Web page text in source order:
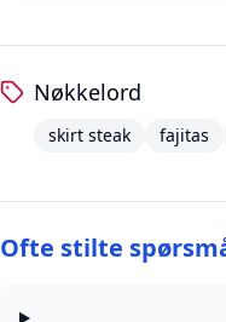
Nøkkelord
skirt steak fajitas
Ofte stilte